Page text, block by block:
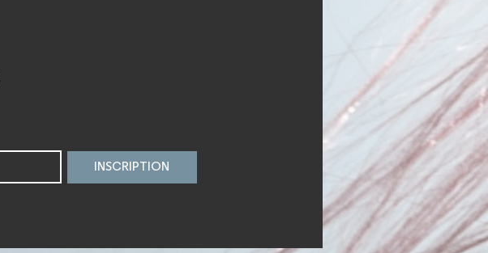
INSCRIPTION